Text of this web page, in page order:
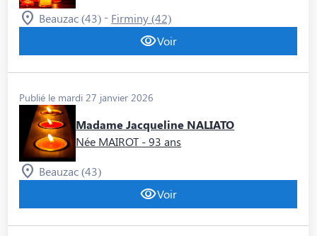
Beauzac (43) - Firminy (42)
Voir
Publié le mardi 27 janvier 2026
Madame Jacqueline NALIATO
Née MAIROT - 93 ans
Beauzac (43)
Voir